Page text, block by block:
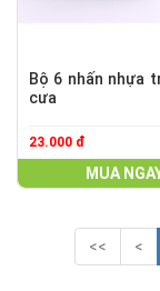
Bộ 6 nhấn nhựa
cưa
23.000 đ
MUA
<< <